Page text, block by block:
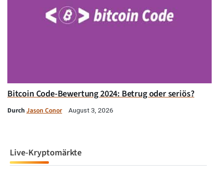
Bitcoin Code-Bewertung 2024: Betrug oder seriös?
Durch Jason Conor August 3, 2026
Live-Kryptomärkte